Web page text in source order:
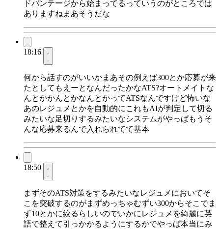
ドバンテージから始まってるっていうのがところでは
ありますねまあそうだな
18:16
何から話すのがいいかまあその例えば300とか応募が来
たとしてもえーとなんだったかなATS?オートメイトな
んとかかんとかなんとかってATSなんですけど怖いな
あのレジュメとかを自動的にこれもAIが判定して切る
みたいな足切りするみたいなシステムがやっぱもうそ
んな応募来るんで入れられてて基本
18:50
まずそのATS対策をするみたいなレジュメにおいてそ
こを突破するのがまずめっちゃむずい300からそこでま
ず10とかに絞るらしいのでいかにレジュメを綺麗に英
語で整えて引っかかるようにするかでやっぱ本当にみ